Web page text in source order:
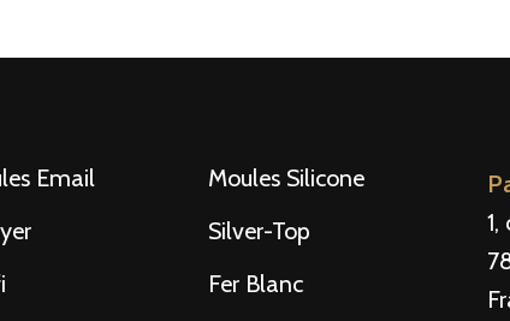
Email
Moules Silicone
Silver-Top
Fer Blanc